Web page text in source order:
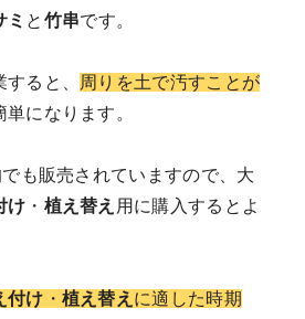
ミ と 竹串です。
ると、
周りを土で汚すことが
単になります。
も販売されていますので、大
け ・ 植え替え 用に購入するとよ
付け ・ 植え替え に適した時期